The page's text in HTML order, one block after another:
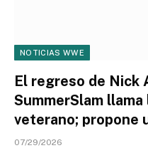
NOTICIAS WWE
El regreso de Nick
SummerSlam
veterano; propone
07/29/2026